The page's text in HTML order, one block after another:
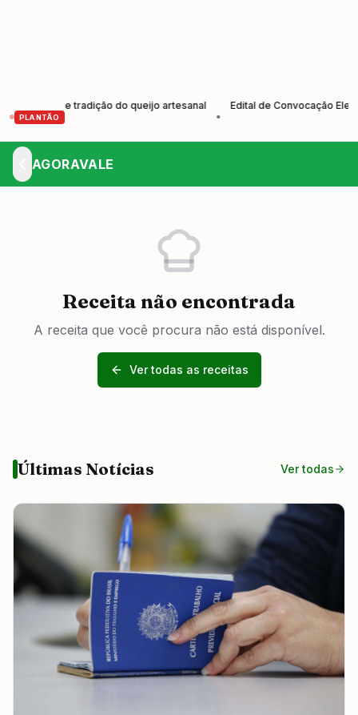
PLANTÃO
tradição do queijo artesanal
Edital de Convocação Eleição
AGORAVALE
Receita não encontrada
A receita que você procura não está disponível.
Ver todas as receitas
Últimas Notícias Ver todas